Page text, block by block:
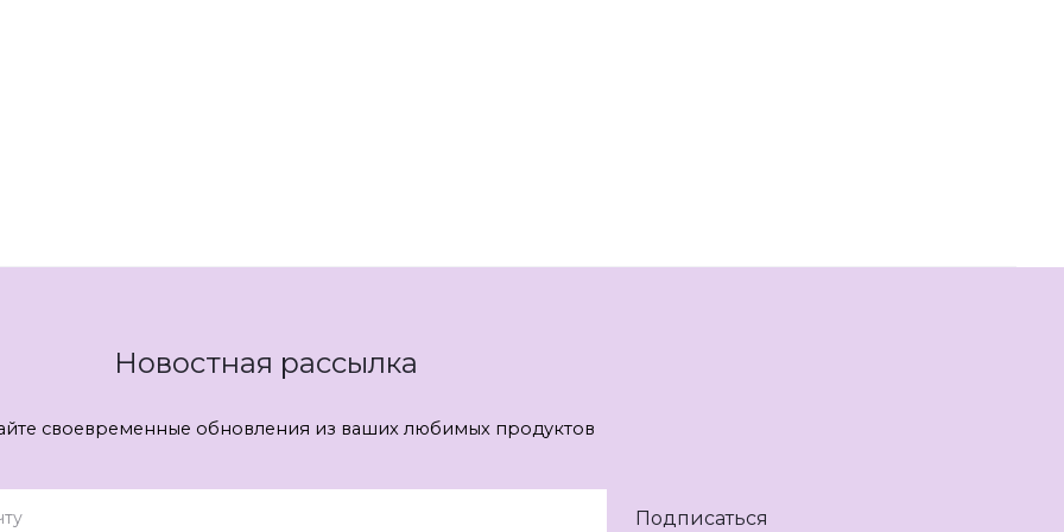
Новостная рассылка
своевременные обновления из ваших любимых продуктов